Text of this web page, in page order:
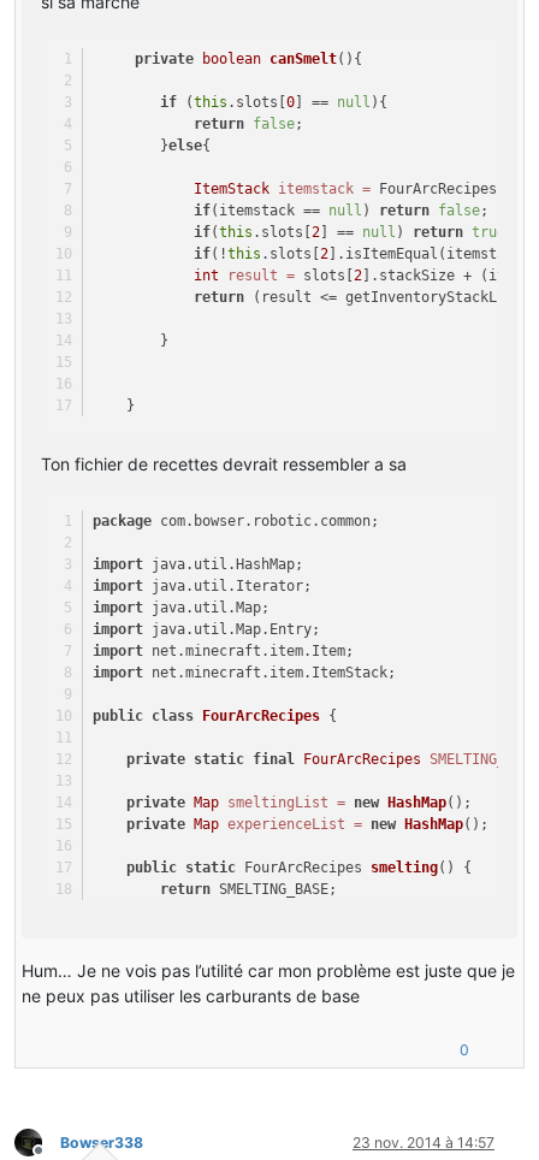
public void putLists(ItemStack itemstack,
this .experienceList.put(itemstack2,
Iterator iterator = this
Entry entry;
(!iterator.hasNext()) {
return
null;
entry = (Entry) iterator.next();
return itemstack2.getItem() ==
Iterator
iterator =
Entry entry;
do {
if(!iterator.hasNext()){
return
0.0f;
}
if
}
private boolean canSmelt() {
if (this .slots[0 ] == null ){
return false;
}else{
ItemStack itemstack =
if(itemstack == null ) return false;
if(this .slots[2 ] == null ) return true
if(!this .slots[2
int
result = slots[2 ].stackSize +
return (result <=
}
}
Ton fichier de recettes devrait ressembler a sa
package com.bowser.robotic.common;
import java.util.HashMap;
import java.util.Iterator;
import java.util.Map;
import java.util.Map.Entry;
import net.minecraft.item.Item;
import net.minecraft.item.ItemStack;
public class FourArcRecipes {
private static final FourArcRecipes SMELTING_BASE
private Map smeltingList = new HashMap();
private Map experienceList = new HashMap();
public static FourArcRecipes smelting()
{
return SMELTING_BASE;
private
FourArcRecipes (){
//this.addRecipie(Robotic.copperIngot, new
Hum… Je ne vois pas l’utilité car mon problème est juste que je
ne peux pas utiliser les carburants de base
0
Bowser338 23 nov. 2014 à 14:57